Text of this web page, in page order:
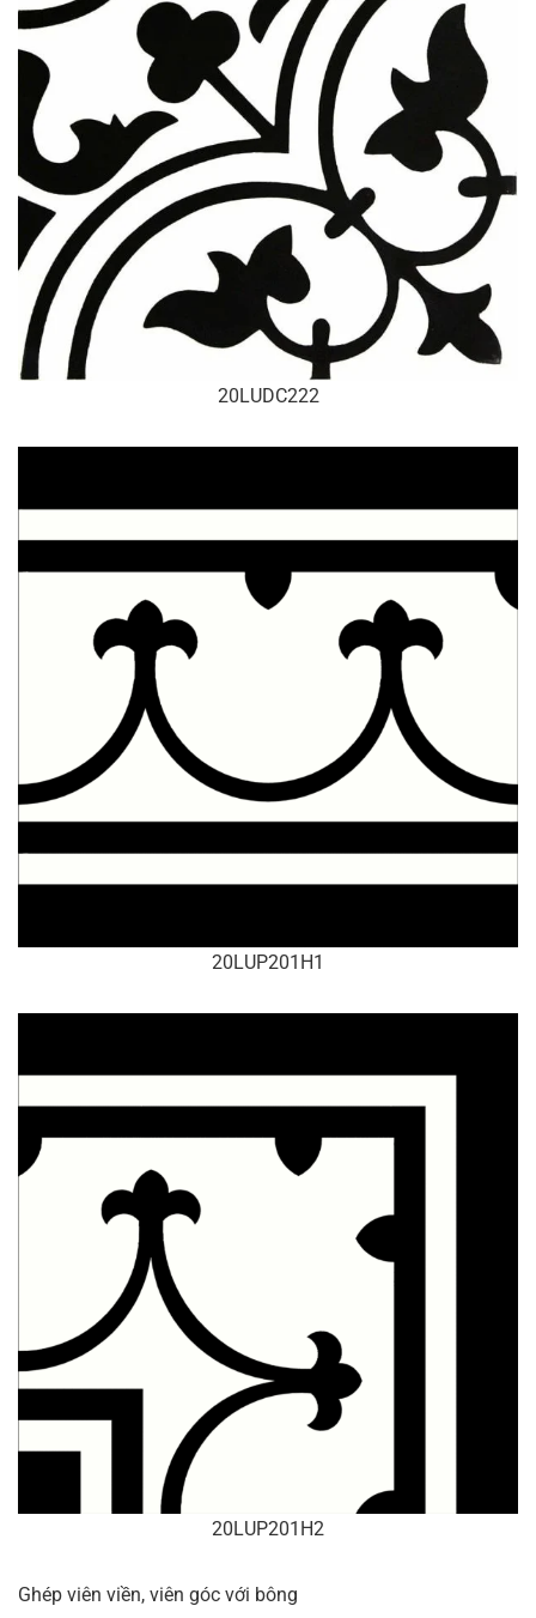
20LUDC222
20LUP201H1
20LUP201H2
Ghép viên viền, viên góc với bông